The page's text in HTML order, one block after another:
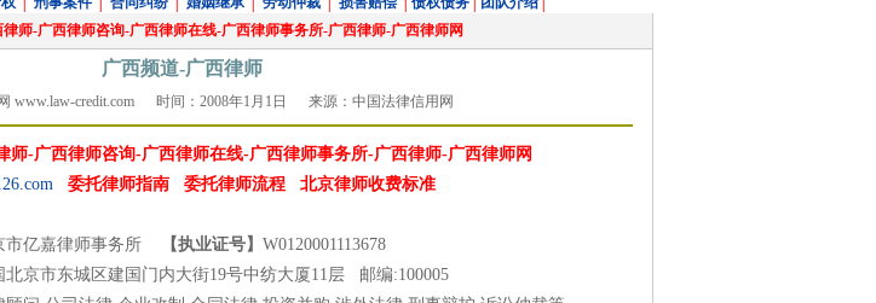
师-广西律师咨询-广西律师在线-广西律师事务所-广西律师-广西律师网
广西频道-广西律师
www.law-credit.com 时间：2008年1月1日 来源：中国法律信用网
师-广西律师咨询-广西律师在线-广西律师事务所-广西律师-广西律师网
委托律师指南 委托律师流程
北京律师收费标准
市亿嘉律师事务所 【执业证号】 W0120001113678
北京市东城区建国门内大街19号中纺大厦11层 邮编:100005